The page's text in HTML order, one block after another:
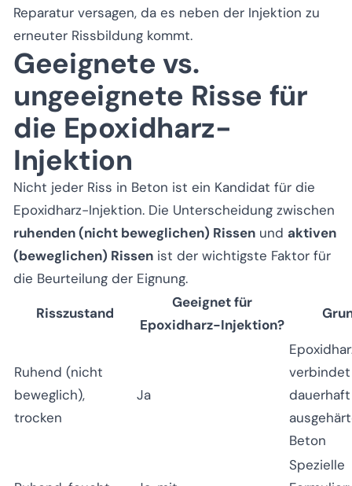
Reparatur versagen, da es neben der Injektion zu
erneuter Rissbildung kommt.
Geeignete vs.
ungeeignete Risse für
die Epoxidharz-
Injektion
Nicht jeder Riss in Beton ist ein Kandidat für die
Epoxidharz-Injektion. Die Unterscheidung zwischen
ruhenden (nicht beweglichen) Rissen und aktiven
(beweglichen) Rissen ist der wichtigste Faktor für
die Beurteilung der Eignung.
Risszustand
Geeignet für
Epoxidharz-Injektion?
Ruhend (nicht
beweglich),
trocken
Ja
Beton
Spezielle